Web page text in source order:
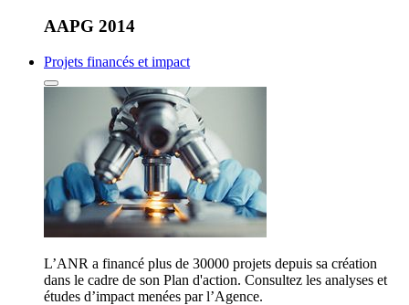
AAPG 2014
Projets financés et impact
L’ANR a financé plus de 30000 projets depuis sa création
dans le cadre de son Plan d'action. Consultez les analyses et
études d’impact menées par l’Agence.